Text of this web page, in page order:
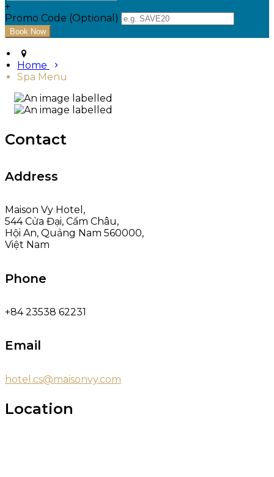
+
Promo Code (Optional)
Home
Spa Menu
Contact
Address
Maison Vy Hotel,
544 Cửa Đại, Cẩm Châu,
Hội An, Quảng Nam 560000,
Việt Nam
Phone
+84 23538 62231
Email
hotel.cs@maisonvy.com
Location